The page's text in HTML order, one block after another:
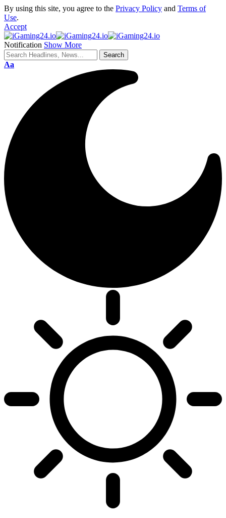
By using this site, you agree to the Privacy Policy and Terms of
Use.
Accept
Notification Show More
Aa